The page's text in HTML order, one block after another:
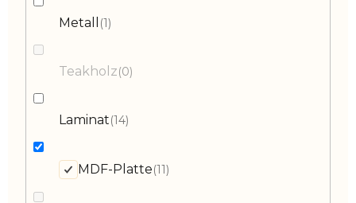
Metall 1
Teakholz 0
Laminat 14
MDF-Platte 11